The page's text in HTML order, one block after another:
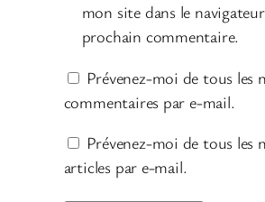
mon site dans le
prochain commentaire.
Prévenez-moi de tous les
commentaires par e-mail.
Prévenez-moi de tous les
articles par e-mail.